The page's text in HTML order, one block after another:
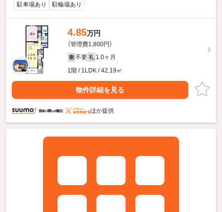
駐車場あり 駐輪場あり
4.85万円
（管理費1,800円）
敷 不要 礼 1.0ヶ月
1階 / 1LDK / 42.19㎡
物件詳細を見る
ほか提供